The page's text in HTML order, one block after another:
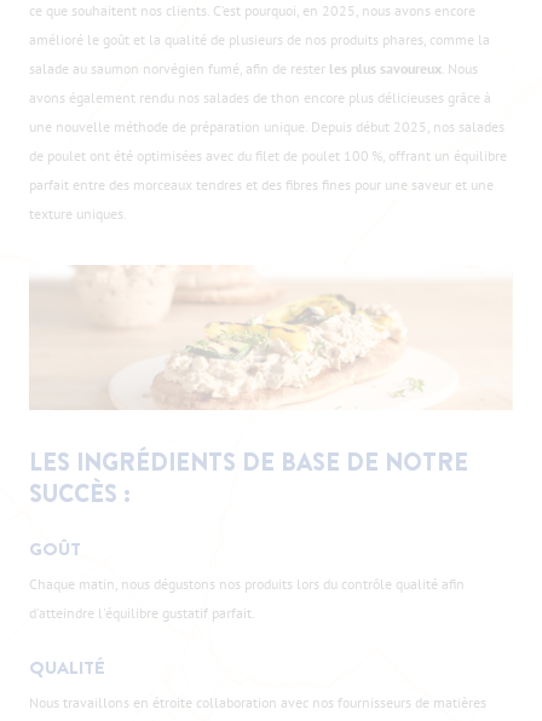
ce que souhaitent nos clients. C’est pourquoi, en 2025, nous avons encore
amélioré le goût et la qualité de plusieurs de nos produits phares, comme la
salade au saumon norvégien fumé, afin de rester les plus savoureux. Nous
avons également rendu nos salades de thon encore plus délicieuses grâce à
une nouvelle méthode de préparation unique. Depuis début 2025, nos salades
de poulet ont été optimisées avec du filet de poulet 100 %, offrant un équilibre
parfait entre des morceaux tendres et des fibres fines pour une saveur et une
texture uniques.
LES INGRÉDIENTS DE BASE DE NOTRE
SUCCÈS :
GOÛT
Chaque matin, nous dégustons nos produits lors du contrôle qualité afin
d'atteindre l'équilibre gustatif parfait.
QUALITÉ
Nous travaillons en étroite collaboration avec nos fournisseurs de matières